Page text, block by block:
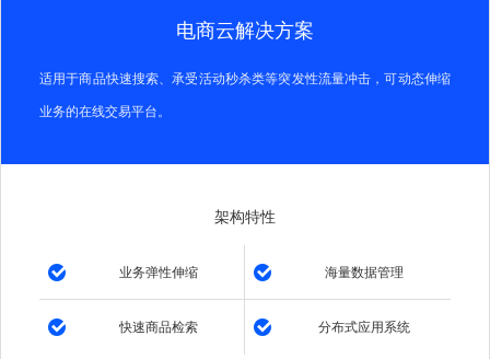
电商云解决方案
适用于商品快速搜索、承受活动秒杀类等突发性流量冲击，可动态伸缩
业务的在线交易平台。
架构特性
业务弹性伸缩 海量数据管理
快速商品检索 分布式应用系统